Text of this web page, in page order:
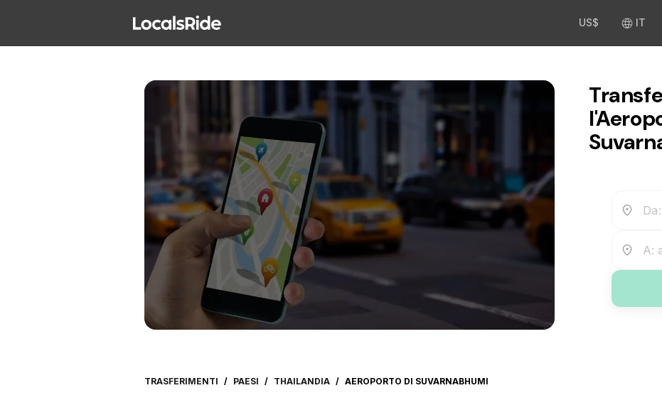
US$ IT
A:
TRASFERIMENTI / PAESI / THAILANDIA / AEROPORTO DI SUVARNABHUMI